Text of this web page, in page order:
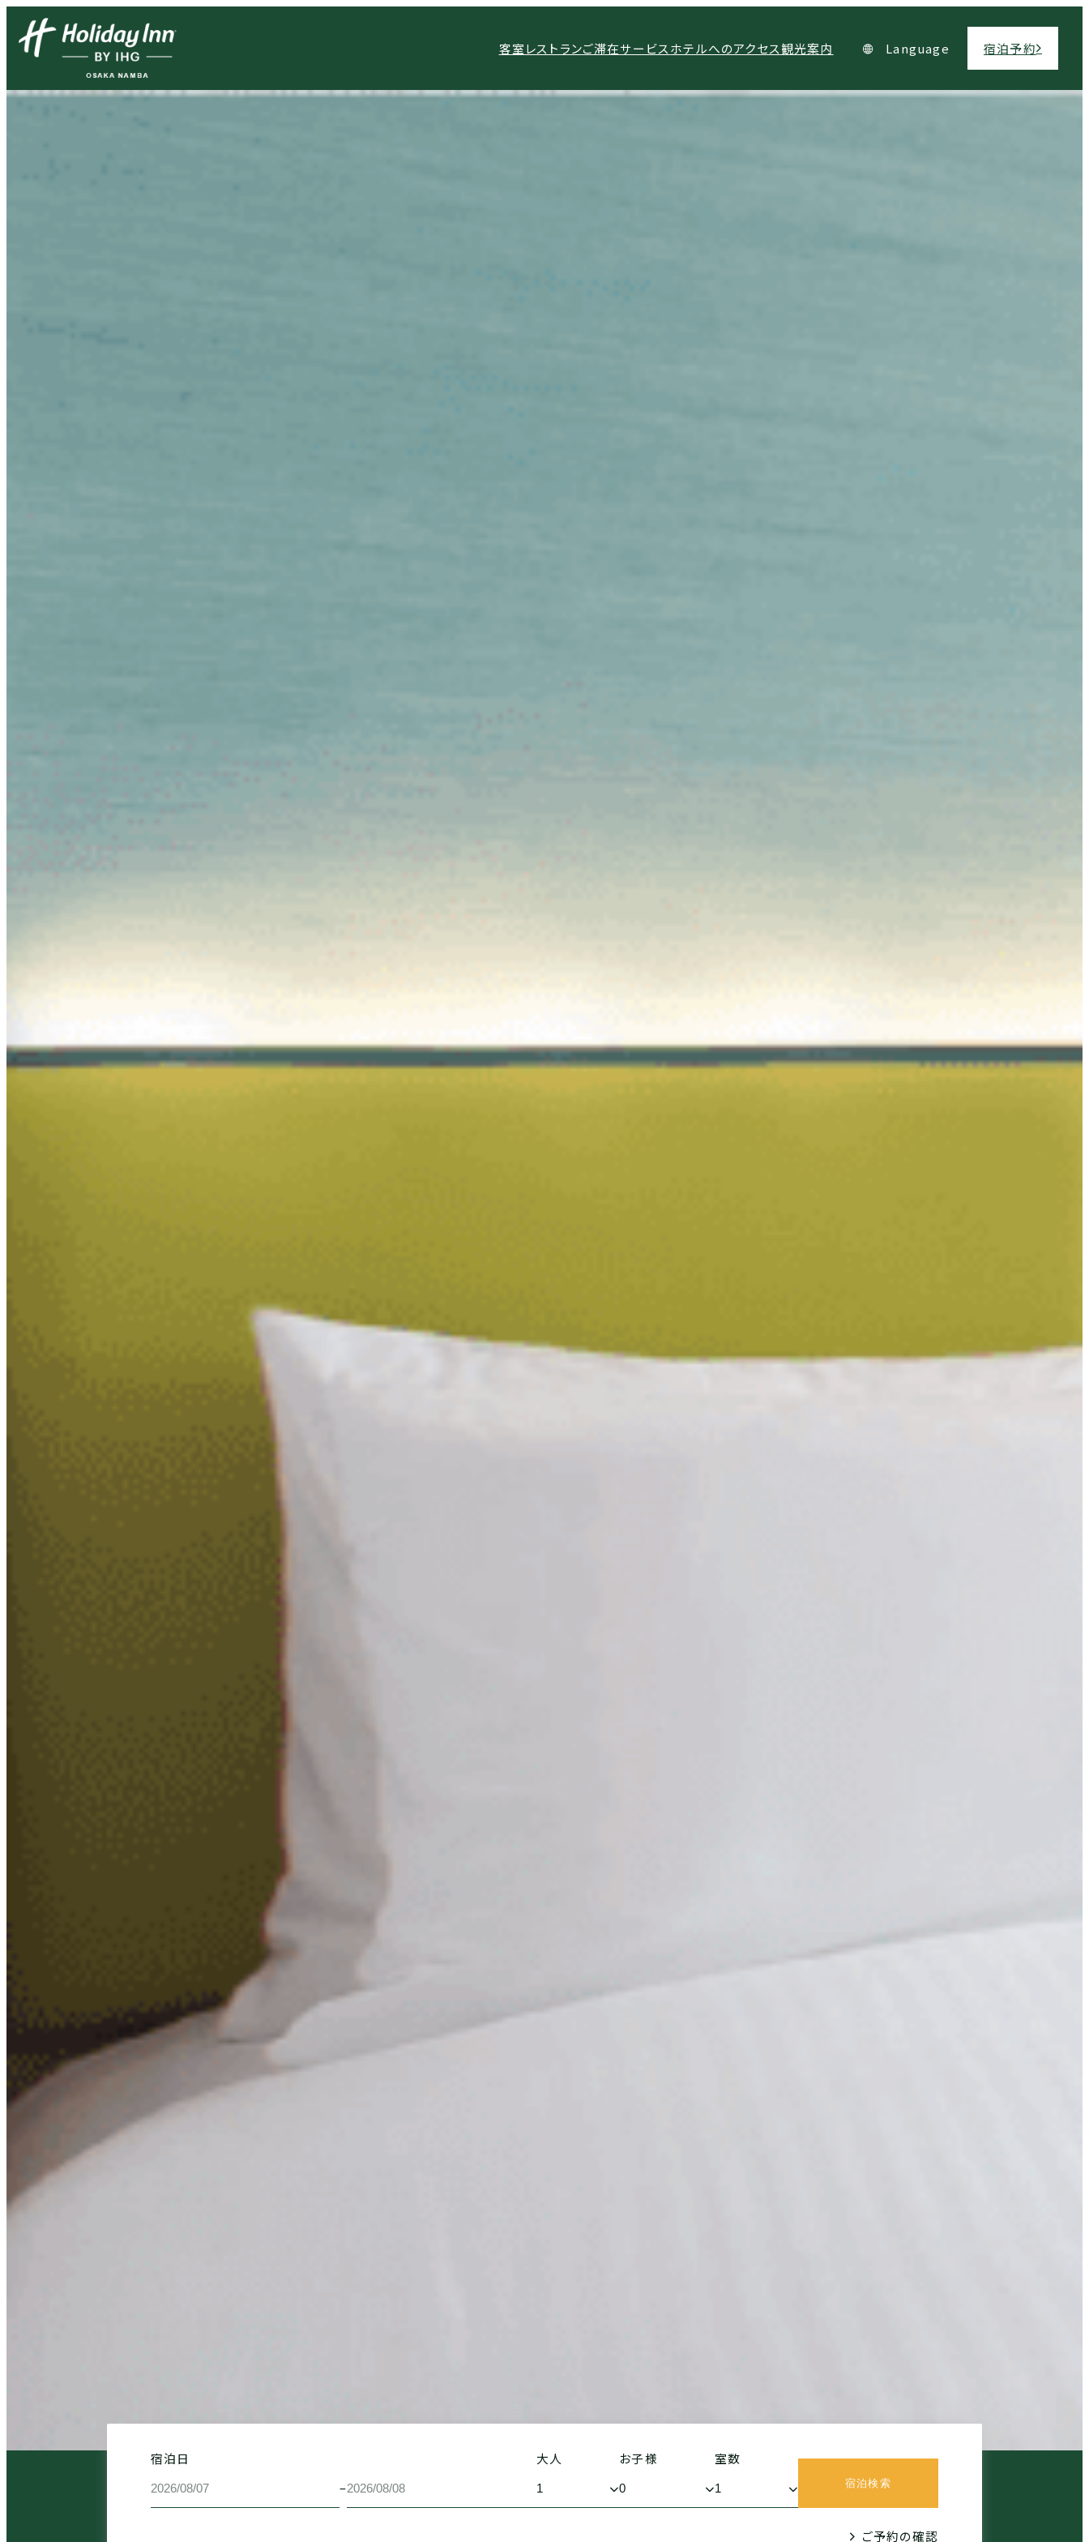
客室レストランご滞在サービスホテルへのアクセス観光案内 Language 宿泊予約
宿泊日
–
大人 お子様 室数
宿泊検索
ご予約の確認